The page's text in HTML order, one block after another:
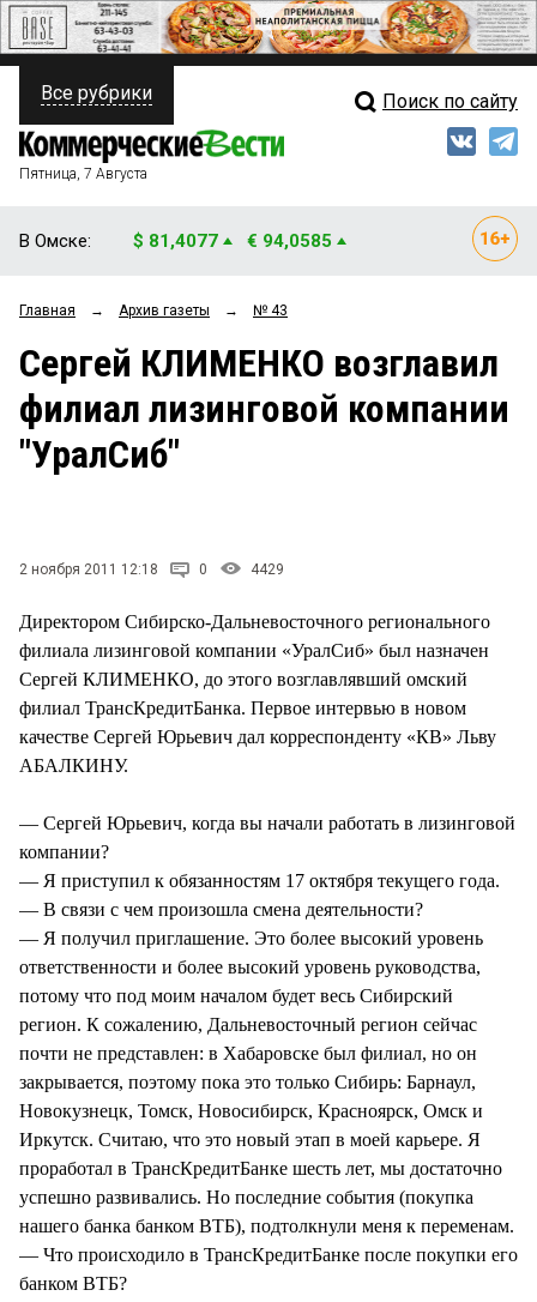
ПОЛИТИКА
ФИНАНСЫ
ОБЩЕСТВО
ЗАКОН
Свежий выпуск
Рейтинги
Блоги
Все рубрики Поиск по сайту
Пятница, 7 Августа
В Омске: $ 81,4077 € 94,0585
Главная → Архив газеты → № 43
Сергей КЛИМЕНКО возглавил
филиал лизинговой компании
"УралСиб"
2 ноября 2011 12:18 0 4429
Директором Сибирско-Дальневосточного регионального
филиала лизинговой компании «УралСиб» был назначен
Сергей КЛИМЕНКО, до этого возглавлявший омский
филиал ТрансКредитБанка. Первое интервью в новом
качестве Сергей Юрьевич дал корреспонденту «КВ» Льву
АБАЛКИНУ.
— Сергей Юрьевич, когда вы начали работать в лизинговой
компании?
— Я приступил к обязанностям 17 октября текущего года.
— В связи с чем произошла смена деятельности?
— Я получил приглашение. Это более высокий уровень
ответственности и более высокий уровень руководства,
потому что под моим началом будет весь Сибирский
регион. К сожалению, Дальневосточный регион сейчас
почти не представлен: в Хабаровске был филиал, но он
закрывается, поэтому пока это только Сибирь: Барнаул,
Новокузнецк, Томск, Новосибирск, Красноярск, Омск и
Иркутск. Считаю, что это новый этап в моей карьере. Я
проработал в ТрансКредитБанке шесть лет, мы достаточно
успешно развивались. Но последние события (покупка
нашего банка банком ВТБ), подтолкнули меня к переменам.
— Что происходило в ТрансКредитБанке после покупки его
банком ВТБ?